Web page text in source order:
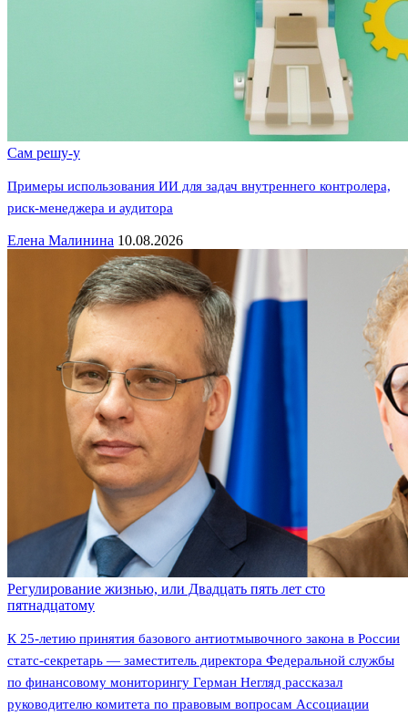
Сам решу-у
Примеры использования ИИ для задач внутреннего контролера,
риск-менеджера и аудитора
Елена Малинина 10.08.2026
Регулирование жизнью, или Двадцать пять лет сто
пятнадцатому
К 25-летию принятия базового антиотмывочного закона в России
статс-секретарь — заместитель директора Федеральной службы
по финансовому мониторингу Герман Негляд рассказал
руководителю комитета по правовым вопросам Ассоциации